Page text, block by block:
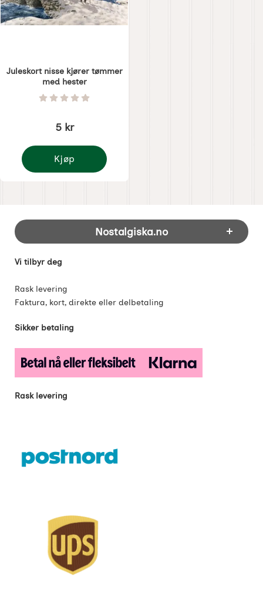
Juleskort nisse kjører tømmer
med hester
Varenummer 8613Vurdering: 0 Stjerne av 5
5 kr
Kjøp
Juleskort nisse kjører tømmer med hester
Footer-innhold Blandet informasjon og
Nostalgiska.no
Vi tilbyr deg
Rask levering
Faktura, kort, direkte eller delbetaling
Sikker betaling
Rask levering